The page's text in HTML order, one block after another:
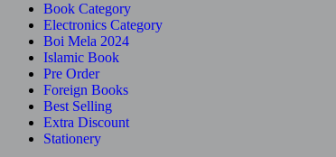
Book Category
Electronics Category
Boi Mela 2024
Islamic Book
Pre Order
Foreign Books
Best Selling
Extra Discount
Stationery